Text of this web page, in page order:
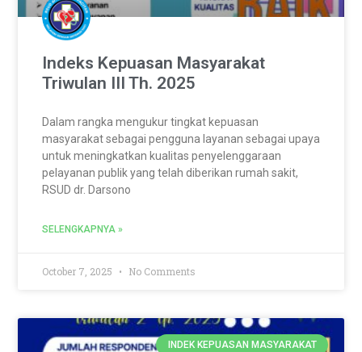
Indeks Kepuasan Masyarakat
Triwulan III Th. 2025
Dalam rangka mengukur tingkat kepuasan
masyarakat sebagai pengguna layanan sebagai upaya
untuk meningkatkan kualitas penyelenggaraan
pelayanan publik yang telah diberikan rumah sakit,
RSUD dr. Darsono
SELENGKAPNYA »
October 7, 2025 No Comments
INDEK KEPUASAN MASYARAKAT